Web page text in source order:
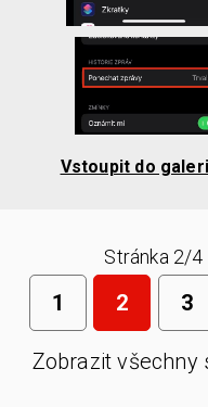
Vstoupit do
1 2 3
Stránka 2/4
Zobrazit všechny